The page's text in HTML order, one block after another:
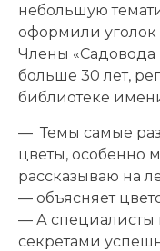
небольшую
оформили
Члены «Садовода
больше 30 лет,
библиотеке
— Темы самые
цветы, особенно
рассказываю на
— объясняет
— А специалисты
секретами